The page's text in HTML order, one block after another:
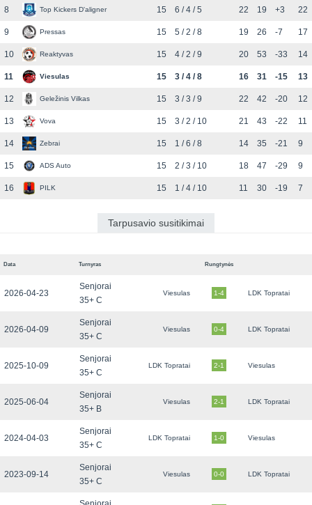
8 Top Kickers D'aligner 15 6 / 4 / 5 22 19 +3 22
9 Pressas 15 5 / 2 / 8 19 26 -7 17
10 Reaktyvas 15 4 / 2 / 9 20 53 -33 14
11 Viesulas 15 3 / 4 / 8 16 31 -15 13
12 Geležinis Vilkas 15 3 / 3 / 9 22 42 -20 12
13 Vova 15 3 / 2 / 10 21 43 -22 11
14 Zebrai 15 1 / 6 / 8 14 35 -21 9
15 ADS Auto 15 2 / 3 / 10 18 47 -29 9
16 PILK 15 1 / 4 / 10 11 30 -19 7
Tarpusavio susitikimai
Data Turnyras Rungtynės
2026-04-23
Senjorai
35+ C
Viesulas 1-4 LDK Topratai
2026-04-09
Senjorai
35+ C
Viesulas 0-4 LDK Topratai
2025-10-09
Senjorai
35+ C
LDK Topratai 2-1 Viesulas
2025-06-04
Senjorai
35+ B
Viesulas 2-1 LDK Topratai
2024-04-03
Senjorai
35+ C
LDK Topratai 1-0 Viesulas
2023-09-14
Senjorai
35+ C
Viesulas 0-0 LDK Topratai